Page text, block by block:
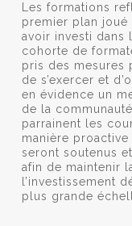
Les formations
premier plan joué
avoir investi dans
cohorte de
pris des mesures
de s’exercer et
en évidence un
de la
parrainent les
manière
seront soutenus
afin de maintenir
l’investissement
plus grande